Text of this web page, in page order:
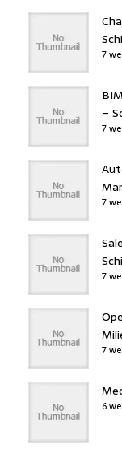
7
–
7
7
7
7
6